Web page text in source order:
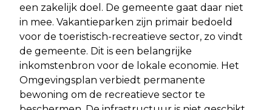
een zakelijk doel. De gemeente gaat daar niet
in mee. Vakantieparken zijn primair bedoeld
voor de toeristisch-recreatieve sector, zo vindt
de gemeente. Dit is een belangrijke
inkomstenbron voor de lokale economie. Het
Omgevingsplan verbiedt permanente
bewoning om de recreatieve sector te